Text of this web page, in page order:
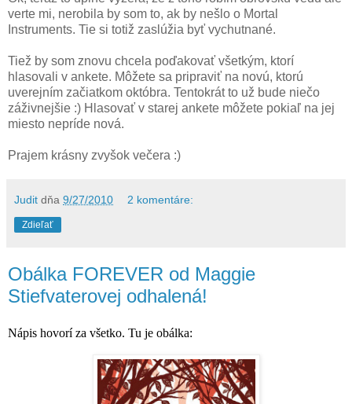
verte mi, nerobila by som to, ak by nešlo o Mortal
Instruments. Tie si totiž zaslúžia byť vychutnané.
Tiež by som znovu chcela poďakovať všetkým, ktorí
hlasovali v ankete. Môžete sa pripraviť na novú, ktorú
uverejním začiatkom októbra. Tentokrát to už bude niečo
záživnejšie :) Hlasovať v starej ankete môžete pokiaľ na jej
miesto nepríde nová.
Prajem krásny zvyšok večera :)
Judit dňa 9/27/2010 2 komentáre:
Zdieľať
Obálka FOREVER od Maggie
Stiefvaterovej odhalená!
Nápis hovorí za všetko. Tu je obálka: